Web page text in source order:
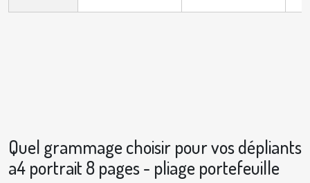
Quel grammage choisir pour vos dépliants
a4 portrait 8 pages - pliage portefeuille